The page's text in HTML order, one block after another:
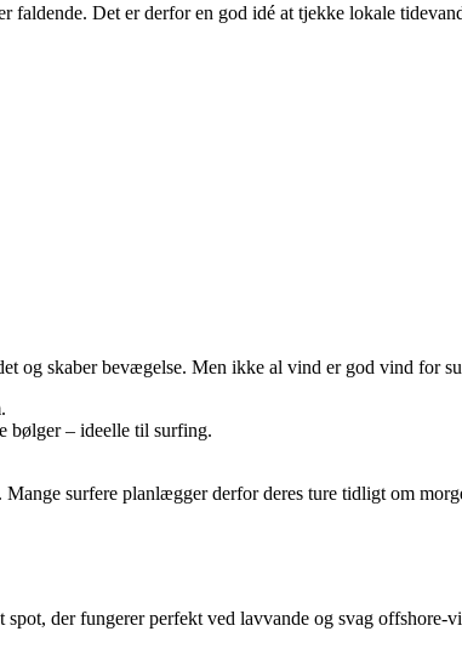
Det er derfor en god idé at tjekke lokale
og skaber bevægelse. Men ikke al vind er god vind for
bølger – ideelle til surfing.
surfere planlægger derfor deres ture tidligt om
der fungerer perfekt ved lavvande og svag offshore-